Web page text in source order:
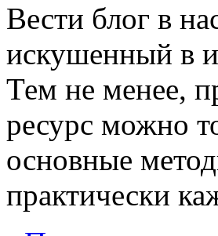
Вести блог в
искушенный в
Тем не менее,
ресурс можно
основные
практически